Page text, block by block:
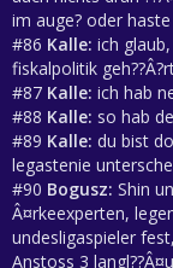
im auge? oder
#86 Kalle: ich
fiskalpolitik geh??Â?rt
#87 Kalle: ich hab
#88 Kalle: so hab
#89 Kalle: du bist
legastenie
#90 Bogusz: Shin
Â¤rkeexperten,
undesligaspieler
Anstoss 3